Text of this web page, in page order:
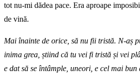
tot nu-mi dădea pace. Era aproape
de vină.
Mai înainte de orice, să nu fii tristă. N-aș
inima grea, știind că tu vei fi tristă și vei
e dat să se întâmple, uneori, e cel mai bun